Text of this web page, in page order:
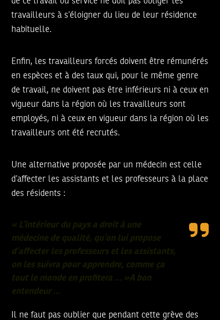
travailleurs à s’éloigner du lieu de leur résidence
habituelle.
Enfin, les travailleurs forcés doivent être rémunérés
en espèces et à des taux qui, pour le même genre
de travail, ne doivent pas être inférieurs ni à ceux en
vigueur dans la région où les travailleurs sont
employés, ni à ceux en vigueur dans la région où les
travailleurs ont été recrutés.
Une alternative proposée par un médecin est celle
d’affecter les assistants et les professeurs à la place
des résidents :
« L’intérieur du pays a droit à une
médecine de qualité, qu’on lui propose
d’affecter les professeurs et les assistants,
on les suivra pour apprendre, comme ça
tout le monde en profitera … »A bon
entendeur …
Il ne faut pas oublier que pendant cette grève des